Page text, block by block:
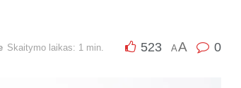
Skaitymo laikas: 1 min. 523 AA 0